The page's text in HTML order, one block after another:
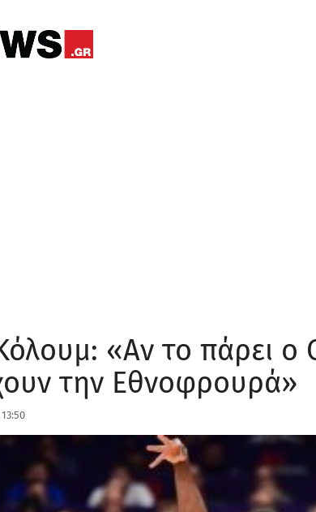
«Αν το πάρει ο
την Εθνοφρουρά»
13:50